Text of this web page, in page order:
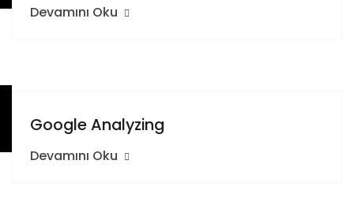
Devamını Oku
Google Analyzing
Devamını Oku